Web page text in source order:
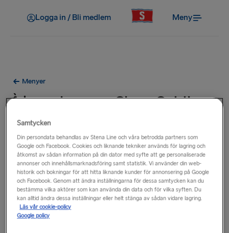
Logga in / Bli medlem Meny
Menyer
À la carte meny Stena Spirit
Samtycken
Din persondata behandlas av Stena Line och våra betrodda partners som
Google och Facebook. Cookies och liknande tekniker används för lagring och
åtkomst av sådan information på din dator med syfte att ge personaliserade
annonser och innehållsmarknadsföring samt statistik. Vi använder din web-
historik och bokningar för att hitta liknande kunder för annonsering på Google
och Facebook. Genom att ändra inställningarna för dessa samtycken kan du
bestämma vilka aktörer som kan använda din data och för vilka syften. Du
kan alltid ändra dessa inställningar eller helt stänga av sådan vidare lagring.
Läs vår cookie-policy
Google policy